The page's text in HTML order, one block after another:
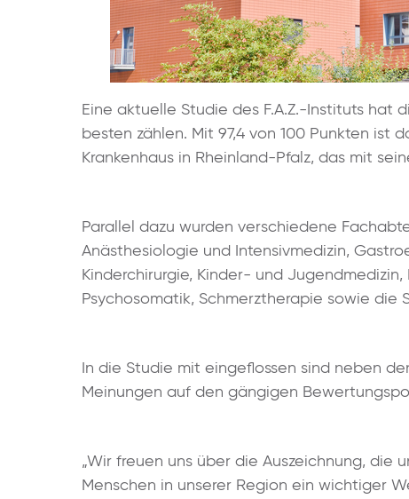
Eine aktuelle Studie des F.A.Z.-Instituts hat
besten zählen. Mit 97,4 von 100 Punkten ist
Krankenhaus in Rheinland-Pfalz, das mit
Parallel dazu wurden verschiedene
Anästhesiologie und Intensivmedizin,
Kinderchirurgie, Kinder- und
Psychosomatik, Schmerztherapie sowie die
In die Studie mit eingeflossen sind neben
Meinungen auf den gängigen
„Wir freuen uns über die Auszeichnung,
Menschen in unserer Region ein wichtiger